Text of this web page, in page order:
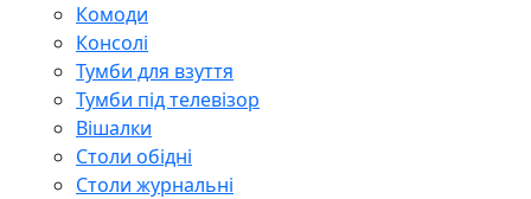
Комоди
Консолі
Тумби для взуття
Тумби під телевізор
Вішалки
Столи обідні
Столи журнальні